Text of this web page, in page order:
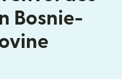
Bosnie-